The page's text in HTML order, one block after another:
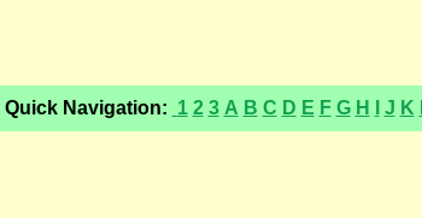
Quick Navigation: 1 2 3 A B C D E F G H J K